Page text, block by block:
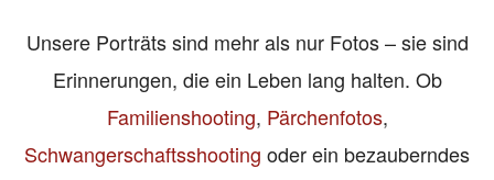
Unsere Porträts sind mehr als nur Fotos – sie sind
Erinnerungen, die ein Leben lang halten. Ob
Familienshooting, Pärchenfotos,
Schwangerschaftsshooting oder ein bezauberndes